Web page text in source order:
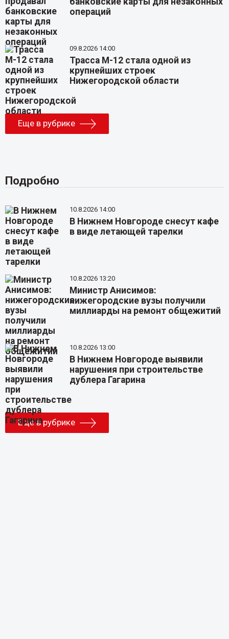
операций
09.8.2026 14:00
Трасса М-12 стала одной из
крупнейших строек
Нижегородской области
Еще в рубрике
Подробно
10.8.2026 14:00
В Нижнем Новгороде снесут кафе
в виде летающей тарелки
10.8.2026 13:20
Министр Анисимов:
нижегородские вузы получили
миллиарды на ремонт общежитий
10.8.2026 13:00
В Нижнем Новгороде выявили
нарушения при строительстве
дублера Гагарина
Еще в рубрике